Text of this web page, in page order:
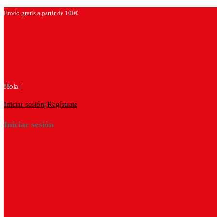
Envío gratis a partir de 100€
Hola |
Iniciar sesión| Regístrate
Iniciar sesión